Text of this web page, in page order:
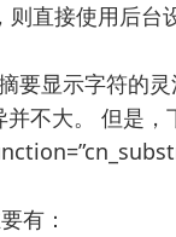
直接使用后台
显示字符的
不大。 但是
有：